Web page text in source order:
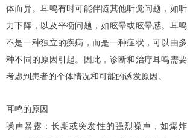
体而异。耳鸣有时可能伴随其他听觉问题，如听
力下降，以及平衡问题，如眩晕或眩晕感。耳鸣
不是一种独立的疾病，而是一种症状，可以由多
种不同的原因引起。因此，诊断和治疗耳鸣需要
考虑到患者的个体情况和可能的诱发原因。
耳鸣的原因
噪声暴露：长期或突发性的强烈噪声，如爆炸